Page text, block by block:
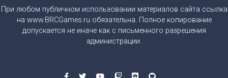
При любом публичном использовании материалов сайта ссылка
на www.BRCGames.ru обязательна. Полное копирование
допускается не иначе как с письменного разрешения
администрации.